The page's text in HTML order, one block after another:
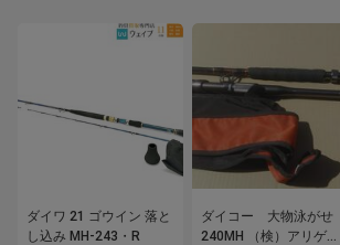
ダイワ 21 ゴウイン 落と
し込み MH-243・R
ダイコー 大物泳がせ
240MH （検）アリゲー